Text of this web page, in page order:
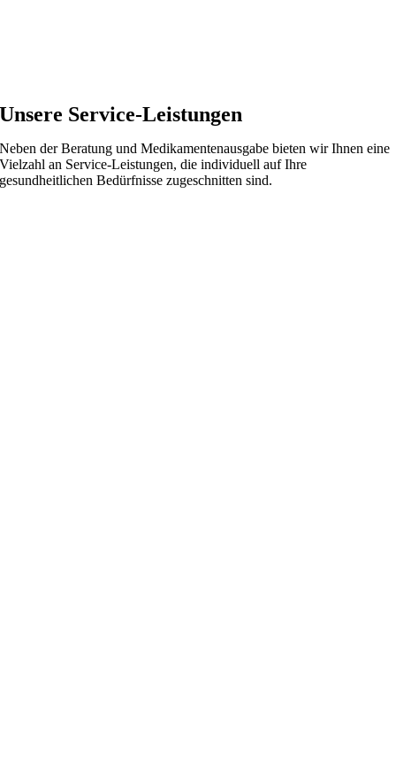
Unsere Service-Leistungen
Neben der Beratung und Medikamentenausgabe bieten wir Ihnen eine
Vielzahl an Service-Leistungen, die individuell auf Ihre
gesundheitlichen Bedürfnisse zugeschnitten sind.